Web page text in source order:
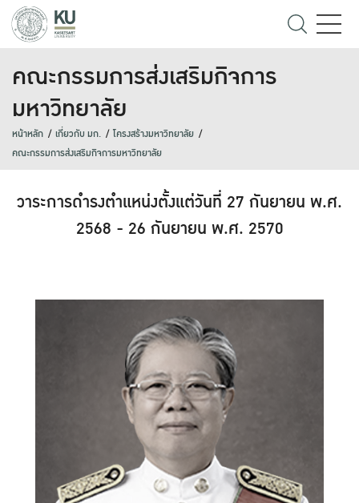
คณะกรรมการส่งเสริมกิจการ
มหาวิทยาลัย
หน้าหลัก เกี่ยวกับ มก.
โครงสร้างมหาวิทยาลัย
คณะกรรมการส่งเสริมกิจการมหาวิทยาลัย
วาระการดำรงตำแหน่งตั้งแต่วันที่ 27 กันยายน พ.ศ.
2568 - 26 กันยายน พ.ศ. 2570